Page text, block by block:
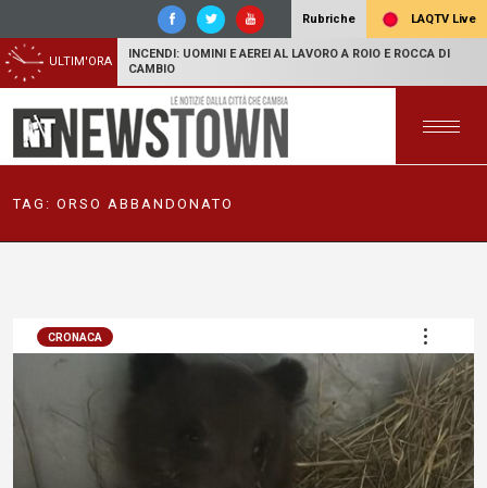
Rubriche LAQTV Live
ULTIM'ORA
INCENDI: UOMINI E AEREI AL LAVORO A ROIO E ROCCA DI
CAMBIO
TAG: ORSO ABBANDONATO
CRONACA